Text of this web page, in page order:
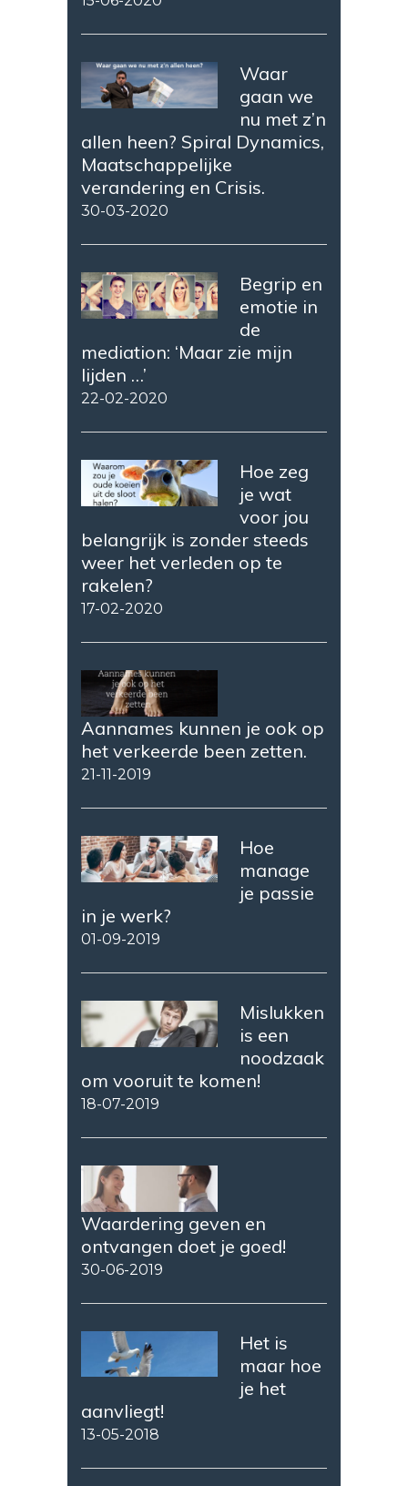
Waar
gaan we
nu met z’n
allen heen? Spiral Dynamics,
Maatschappelijke
verandering en Crisis.
30-03-2020
Begrip en
emotie in
de
mediation: ‘Maar zie mijn
lijden …’
22-02-2020
Hoe zeg
je wat
voor jou
belangrijk is zonder steeds
weer het verleden op te
rakelen?
17-02-2020
Aannames kunnen je ook op
het verkeerde been zetten.
21-11-2019
Hoe
manage
je passie
in je werk?
01-09-2019
Mislukken
is een
noodzaak
om vooruit te komen!
18-07-2019
Waardering geven en
ontvangen doet je goed!
30-06-2019
Het is
maar hoe
je het
aanvliegt!
13-05-2018